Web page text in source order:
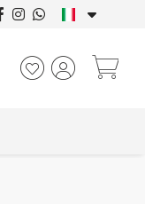
ARREDANDO CASE